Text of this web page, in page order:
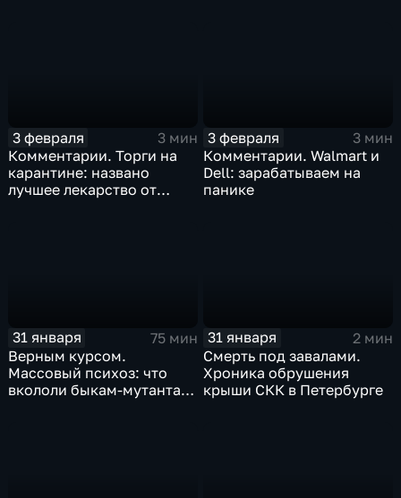
3 февраля
3 мин
Комментарии. Торги на
карантине: названо
лучшее лекарство от
3 февраля
3 мин
Комментарии. Walmart и
Dell: зарабатываем на
панике
31 января
75 мин
Верным курсом.
Массовый психоз: что
вкололи быкам-мутантам,
31 января
2 мин
Смерть под завалами.
Хроника обрушения
крыши СКК в Петербурге